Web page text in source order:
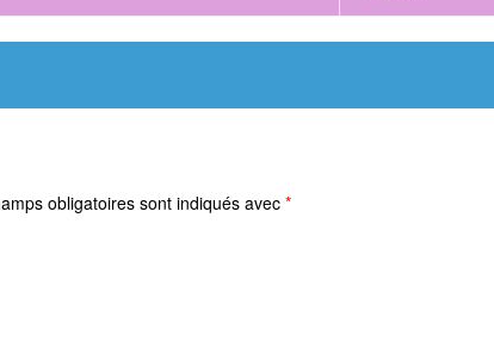
obligatoires sont indiqués avec *